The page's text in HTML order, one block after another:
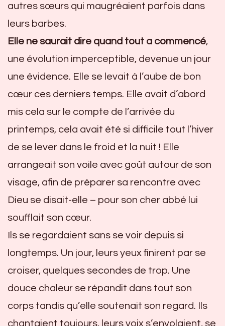
autres sœurs qui maugréaient parfois dans
leurs barbes.
Elle ne saurait dire quand tout a commencé,
une évolution imperceptible, devenue un jour
une évidence. Elle se levait à l’aube de bon
cœur ces derniers temps. Elle avait d’abord
mis cela sur le compte de l’arrivée du
printemps, cela avait été si difficile tout l’hiver
de se lever dans le froid et la nuit ! Elle
arrangeait son voile avec goût autour de son
visage, afin de préparer sa rencontre avec
Dieu se disait-elle – pour son cher abbé lui
soufflait son cœur.
Ils se regardaient sans se voir depuis si
longtemps. Un jour, leurs yeux finirent par se
croiser, quelques secondes de trop. Une
douce chaleur se répandit dans tout son
corps tandis qu’elle soutenait son regard. Ils
chantaient toujours, leurs voix s’envolaient, se